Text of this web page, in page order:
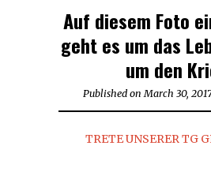
Auf diesem Foto
geht es um das
um den
Published on March 30,
TRETE UNSERER TG